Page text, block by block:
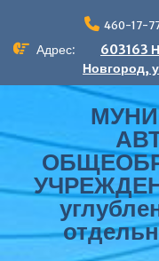
содержимому
460-17-
Адрес:
603163
Новгород,